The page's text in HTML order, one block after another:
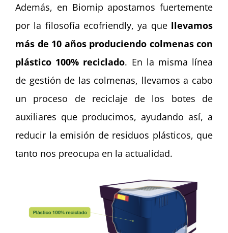
Además, en Biomip apostamos fuertemente
por la filosofía ecofriendly, ya que llevamos
más de 10 años produciendo colmenas con
plástico 100% reciclado. En la misma línea
de gestión de las colmenas, llevamos a cabo
un proceso de reciclaje de los botes de
auxiliares que producimos, ayudando así, a
reducir la emisión de residuos plásticos, que
tanto nos preocupa en la actualidad.